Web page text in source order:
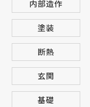
内部造作
塗装
断熱
玄関
基礎